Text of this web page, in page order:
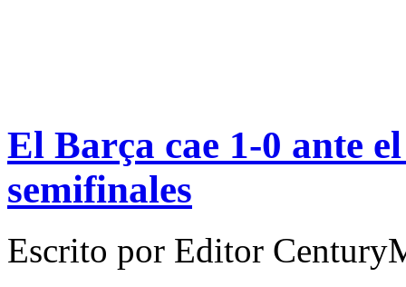
El Barça cae 1-0 ante
semifinales
Escrito por Editor